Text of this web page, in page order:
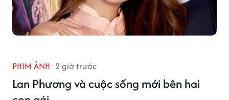
PHIM ẢNH 2 giờ trước
Lan Phương và cuộc sống mới bên hai